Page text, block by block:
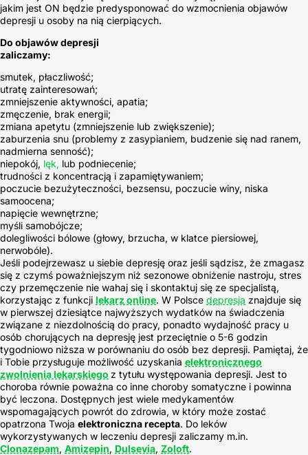
jakim jest ON będzie predysponować do wzmocnienia objawów
depresji u osoby na nią cierpiących.
Do objawów depresji
zaliczamy:
smutek, płaczliwość;
utratę zainteresowań;
zmniejszenie aktywności, apatia;
zmęczenie, brak energii;
zmiana apetytu (zmniejszenie lub zwiększenie);
zaburzenia snu (problemy z zasypianiem, budzenie się nad ranem,
nadmierna senność);
niepokój, lęk, lub podniecenie;
trudności z koncentracją i zapamiętywaniem;
poczucie bezużyteczności, bezsensu, poczucie winy, niska
samoocena;
napięcie wewnętrzne;
myśli samobójcze;
dolegliwości bólowe (głowy, brzucha, w klatce piersiowej,
nerwobóle).
Jeśli podejrzewasz u siebie depresję oraz jeśli sądzisz, że zmagasz
się z czymś poważniejszym niż sezonowe obniżenie nastroju, stres
czy przemęczenie nie wahaj się i skontaktuj się ze specjalistą,
korzystając z funkcji lekarz online. W Polsce depresja znajduje się
w pierwszej dziesiątce najwyższych wydatków na świadczenia
związane z niezdolnością do pracy, ponadto wydajność pracy u
osób chorujących na depresję jest przeciętnie o 5-6 godzin
tygodniowo niższa w porównaniu do osób bez depresji. Pamiętaj, że
i Tobie przysługuje możliwość uzyskania elektronicznego
zwolnienia lekarskiego z tytułu występowania depresji. Jest to
choroba równie poważna co inne choroby somatyczne i powinna
być leczona. Dostępnych jest wiele medykamentów
wspomagających powrót do zdrowia, w który może zostać
opatrzona Twoja elektroniczna recepta. Do leków
wykorzystywanych w leczeniu depresji zaliczamy m.in.
Clonazepam, Amizepin, Dulsevia, Zoloft.